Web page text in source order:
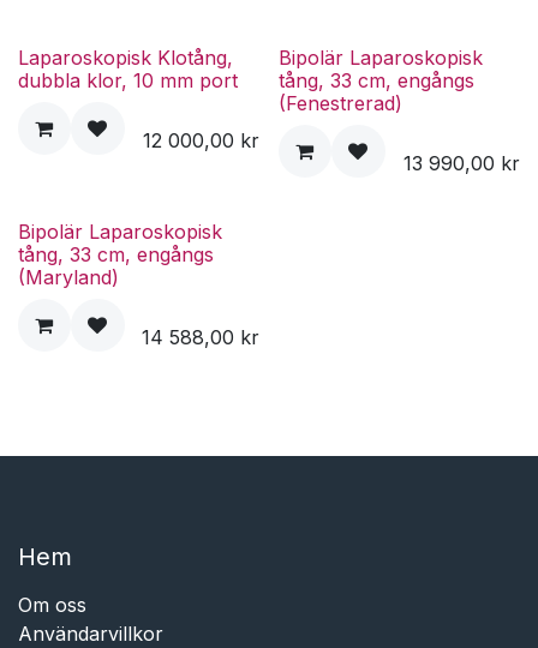
Laparoskopisk Klotång,
dubbla klor, 10 mm port
12 000,00 kr
Bipolär Laparoskopisk
tång, 33 cm, engångs
(Fenestrerad)
13 990,00 kr
Bipolär Laparoskopisk
tång, 33 cm, engångs
(Maryland)
14 588,00 kr
Hem​​
Om oss
Användarvillkor